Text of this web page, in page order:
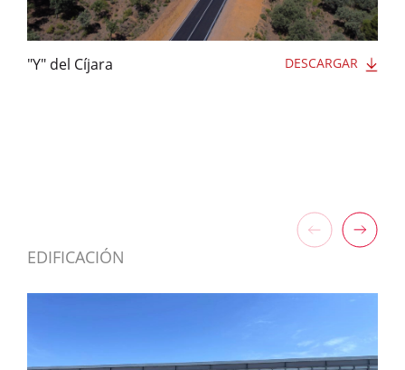
"Y" del Cíjara DESCARGAR
EDIFICACIÓN